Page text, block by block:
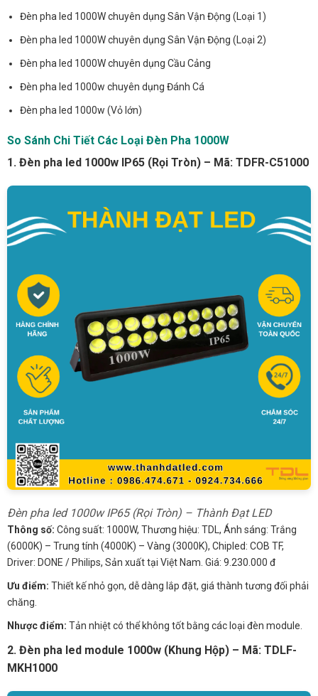
Đèn pha led 1000W chuyên dụng Sân Vận Động (Loại 1)
Đèn pha led 1000W chuyên dụng Sân Vận Động (Loại 2)
Đèn pha led 1000W chuyên dụng Cầu Cảng
Đèn pha led 1000w chuyên dụng Đánh Cá
Đèn pha led 1000w (Vỏ lớn)
So Sánh Chi Tiết Các Loại Đèn Pha 1000W
1. Đèn pha led 1000w IP65 (Rọi Tròn) – Mã: TDFR-C51000
Đèn pha led 1000w IP65 (Rọi Tròn) – Thành Đạt LED
Thông số: Công suất: 1000W, Thương hiệu: TDL, Ánh sáng: Trắng
(6000K) – Trung tính (4000K) – Vàng (3000K), Chipled: COB TF,
Driver: DONE / Philips, Sản xuất tại Việt Nam. Giá: 9.230.000 đ
Ưu điểm: Thiết kế nhỏ gọn, dễ dàng lắp đặt, giá thành tương đối phải
chăng.
Nhược điểm: Tản nhiệt có thể không tốt bằng các loại đèn module.
2. Đèn pha led module 1000w (Khung Hộp) – Mã: TDLF-
MKH1000